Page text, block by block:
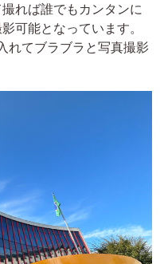
れば誰でもカンタンに
可能となっています。
れてブラブラと写真撮影